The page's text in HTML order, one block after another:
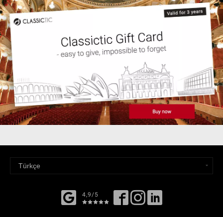
4,9/5